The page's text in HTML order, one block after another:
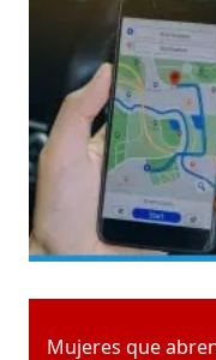
Mujeres que